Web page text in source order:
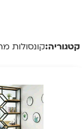
קטגוריה:קונסולות